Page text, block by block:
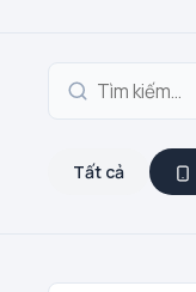
Tất cả